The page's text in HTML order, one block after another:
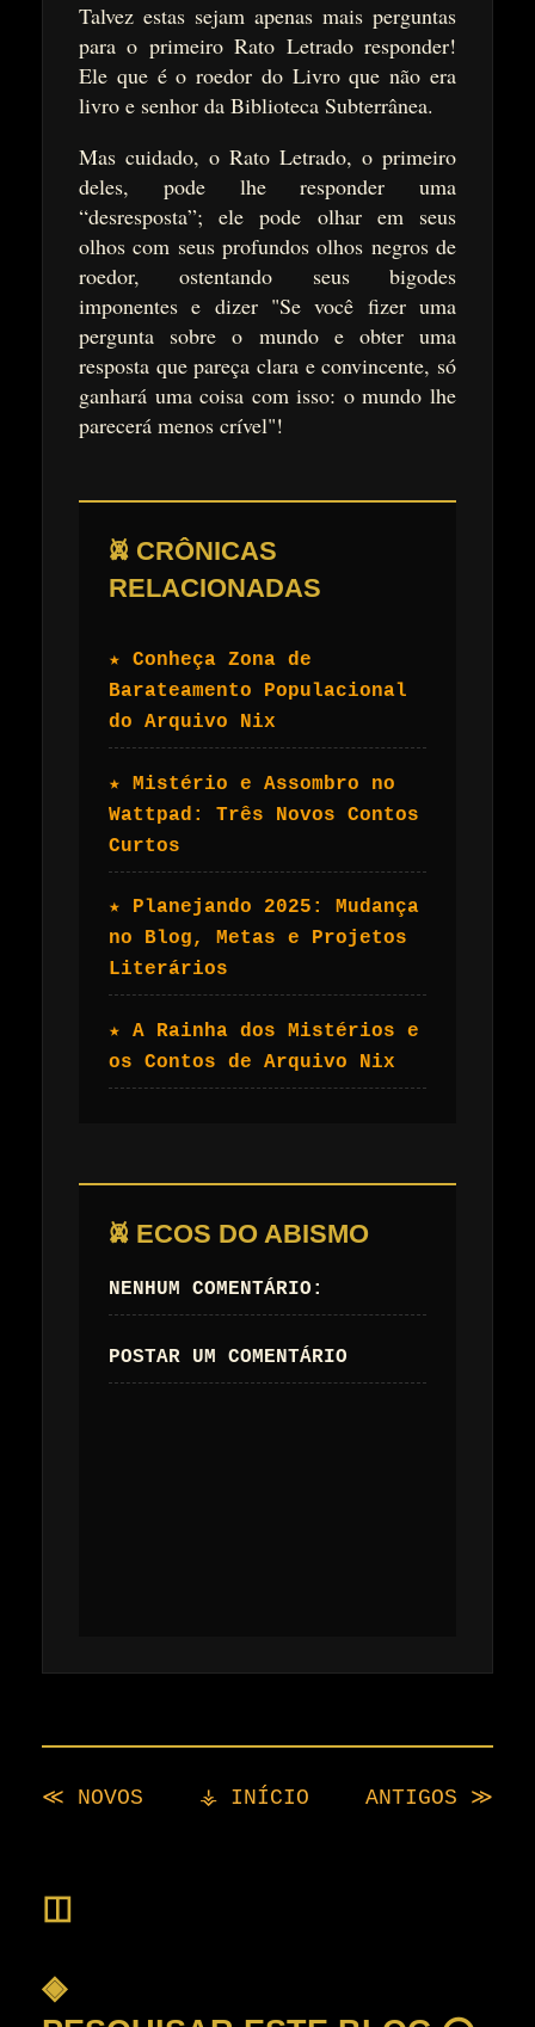
Talvez estas sejam apenas mais perguntas
para o primeiro Rato Letrado responder!
Ele que é o roedor do Livro que não era
livro e senhor da Biblioteca Subterrânea.
Mas cuidado, o Rato Letrado, o primeiro
deles, pode lhe responder uma
“desresposta”; ele pode olhar em seus
olhos com seus profundos olhos negros de
roedor, ostentando seus bigodes
imponentes e dizer "Se você fizer uma
pergunta sobre o mundo e obter uma
resposta que pareça clara e convincente, só
ganhará uma coisa com isso: o mundo lhe
parecerá menos crível"!
𖤙 CRÔNICAS
RELACIONADAS
★ Conheça Zona de
Barateamento Populacional
do Arquivo Nix
★ Mistério e Assombro no
Wattpad: Três Novos Contos
Curtos
★ Planejando 2025: Mudança
no Blog, Metas e Projetos
Literários
★ A Rainha dos Mistérios e
os Contos de Arquivo Nix
𖤙 ECOS DO ABISMO
NENHUM COMENTÁRIO:
POSTAR UM COMENTÁRIO
≪ NOVOS ⚶ INÍCIO ANTIGOS ≫
◫
◈